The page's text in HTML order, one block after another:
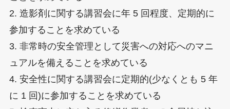
2. 造影剤に関する講習会に年 5 回程度、定期的に
参加することを求めている
3. 非常時の安全管理として災害への対応へのマニ
ュアルを備えることを求めている
4. 安全性に関する講習会に定期的(少なくとも 5 年
に 1 回)に参加することを求めている